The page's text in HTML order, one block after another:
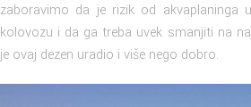
zaboravimo da je rizik od akvaplaninga
kolovozu i da ga treba uvek smanjiti na
je ovaj dezen uradio i više nego dobro.